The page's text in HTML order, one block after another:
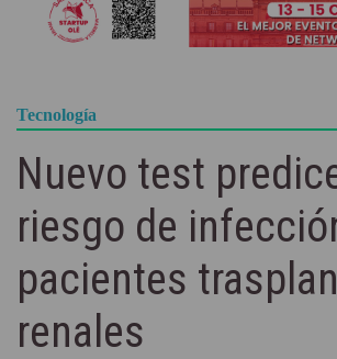
Tecnología
Nuevo test
riesgo de
pacientes
renales